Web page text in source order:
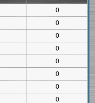
0
0
0
0
0
0
0
0